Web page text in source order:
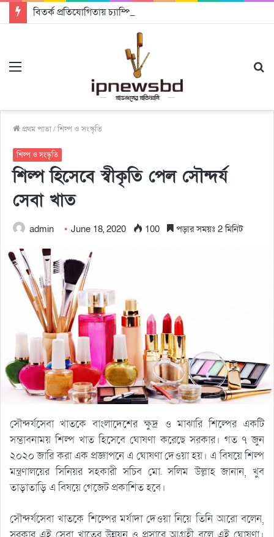
প্রথম পাতা/শিল্প ও সংস্কৃতি
শিল্প ও সংস্কৃতি
শিল্প হিসেবে স্বীকৃতি পেল সৌন্দর্য
সেবা খাত
admin June 18, 2020 100 পড়ার সময়ঃ 2 মিনিট
সৌন্দর্যসেবা খাতকে বাংলাদেশের ক্ষুদ্র ও মাঝারি শিল্পের একটি
সম্ভাবনাময় শিল্প খাত হিসেবে ঘোষণা করেছে সরকার। গত ৭ জুন
২০২০ জারি করা এক প্রজ্ঞাপনে এ ঘোষণা দেওয়া হয়। এ বিষয়ে শিল্প
মন্ত্রণালয়ের সিনিয়র সহকারী সচিব মো. সলিম উল্লাহ জানান, খুব
তাড়াতাড়ি এ বিষয়ে গেজেট প্রকাশিত হবে।
সৌন্দর্যসেবা খাতকে শিল্পের মর্যাদা দেওয়া নিয়ে তিনি আরো বলেন,